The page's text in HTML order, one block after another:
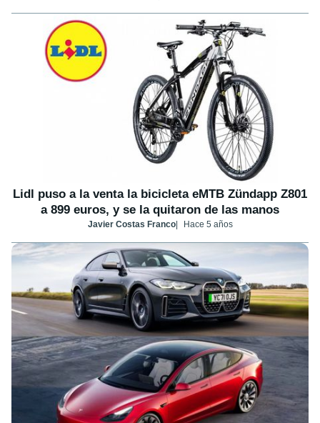
Lidl puso a la venta la bicicleta eMTB Zündapp Z801
a 899 euros, y se la quitaron de las manos
Javier Costas Franco Hace 5 años